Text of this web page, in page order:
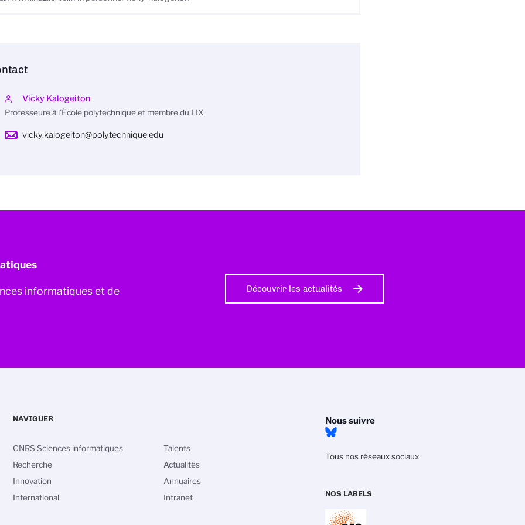
Vicky Kalogeiton
Professeure à l’École polytechnique et membre du LIX
vicky.kalogeiton@polytechnique.edu
informatiques et de Découvrir les actualités
Nous suivre
Tous nos réseaux sociaux
NOS LABELS
NAVIGUER
CNRS Sciences informatiques
Recherche
Innovation
International
Talents
Actualités
Annuaires
Intranet